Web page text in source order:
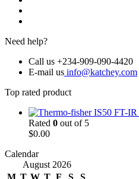
Need help?
Call us +234-909-090-4420
E-mail us info@katchey.com
Top rated product
Rated 0 out of 5
$0.00
Calendar
August 2026
M T W T F S S